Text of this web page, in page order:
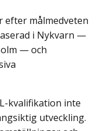
efter målmedveten
i Nykvarn —
— och
kvalifikation inte
utveckling.